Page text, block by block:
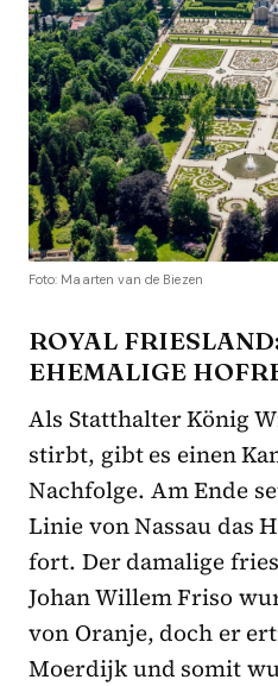
Foto: Maarten van de Biezen
ROYAL
EHEMALIGE
Als Statthalter König
stirbt, gibt es einen
Nachfolge. Am Ende
Linie von Nassau das
fort. Der damalige
Johan Willem Friso
von Oranje, doch er
Moerdijk und somit